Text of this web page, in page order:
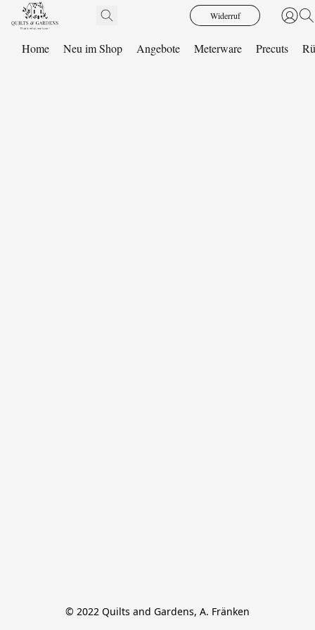
Widerruf
Home Neu im Shop Angebote Meterware Precuts
© 2022 Quilts and Gardens, A. Fränken